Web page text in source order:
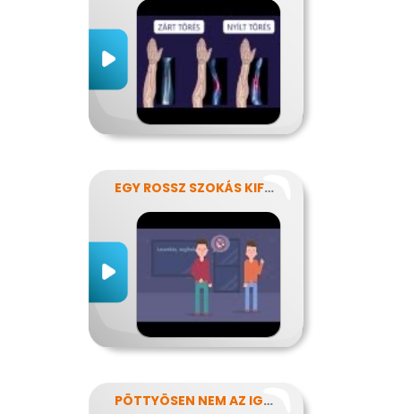
EGY ROSSZ SZOKÁS KIFÜSTÖLÉSE
PÖTTYÖSEN NEM AZ IGAZI